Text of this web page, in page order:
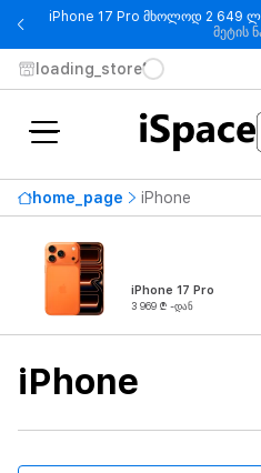
iPhone 17 Pro მხოლოდ 2 649
მეტის
loading_store
home_page iPhone
iPhone 17 Pro
3 969 ₾ -დან
iPhone
ხელმისაწვდომობა
ყველაზე მაღალი ფასი7 169 ₾
-დან
ეკრანის ზომა